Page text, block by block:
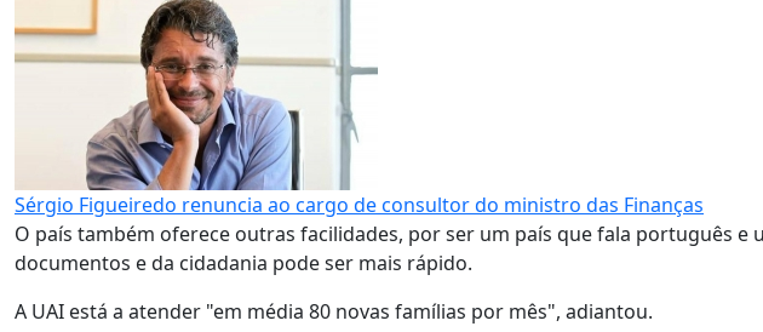
Sérgio Figueiredo renuncia ao cargo de consultor do ministro das Finanças
O país também oferece outras facilidades, por ser um país que fala português e
documentos e da cidadania pode ser mais rápido.
A UAI está a atender "em média 80 novas famílias por mês", adiantou.